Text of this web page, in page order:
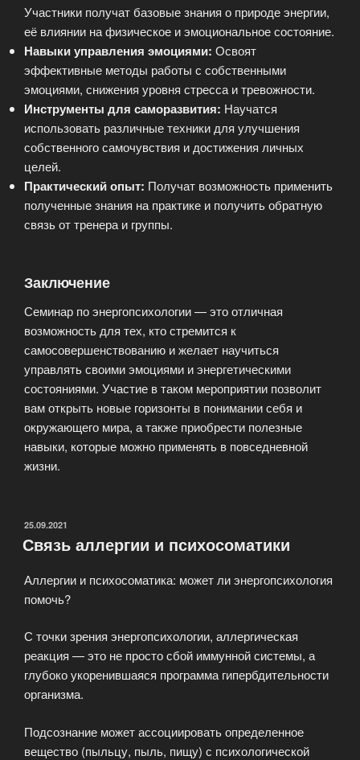
Участники получат базовые знания о природе энергии,
её влиянии на физическое и эмоциональное состояние.
Навыки управления эмоциями: Освоят
эффективные методы работы с собственными
эмоциями, снижения уровня стресса и тревожности.
Инструменты для саморазвития: Научатся
использовать различные техники для улучшения
собственного самочувствия и достижения личных
целей.
Практический опыт: Получат возможность применить
полученные знания на практике и получить обратную
связь от тренера и группы.
Заключение
Семинар по энергопсихологии — это отличная
возможность для тех, кто стремится к
самосовершенствованию и желает научиться
управлять своими эмоциями и энергетическими
состояниями. Участие в таком мероприятии позволит
вам открыть новые горизонты в понимании себя и
окружающего мира, а также приобрести полезные
навыки, которые можно применять в повседневной
жизни.
ОПУБЛИКОВАНО
25.09.2021
Связь аллергии и психосоматики
Аллергии и психосоматика: может ли энергопсихология
помочь?
С точки зрения энергопсихологии, аллергическая
реакция — это не просто сбой иммунной системы, а
глубоко укоренившаяся программа гипербдительности
организма.
Подсознание может ассоциировать определенное
вещество (пыльцу, пыль, пищу) с психологической